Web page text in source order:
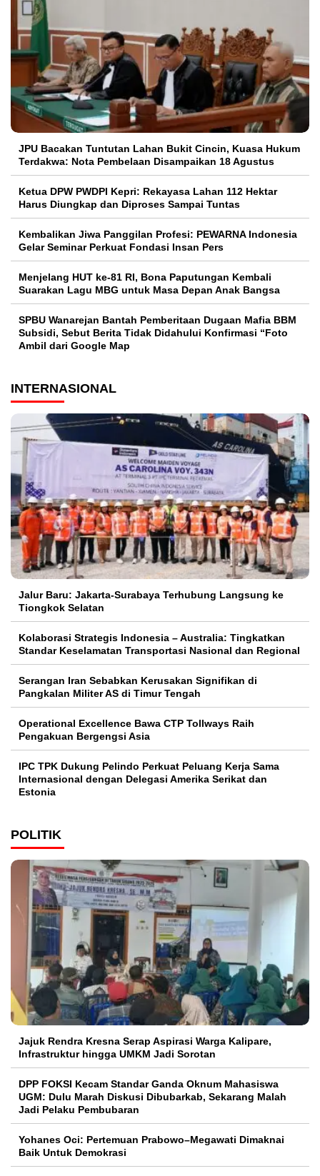
JPU Bacakan Tuntutan Lahan Bukit Cincin, Kuasa Hukum
Terdakwa: Nota Pembelaan Disampaikan 18 Agustus
Ketua DPW PWDPI Kepri: Rekayasa Lahan 112 Hektar
Harus Diungkap dan Diproses Sampai Tuntas
Kembalikan Jiwa Panggilan Profesi: PEWARNA Indonesia
Gelar Seminar Perkuat Fondasi Insan Pers
Menjelang HUT ke-81 RI, Bona Paputungan Kembali
Suarakan Lagu MBG untuk Masa Depan Anak Bangsa
SPBU Wanarejan Bantah Pemberitaan Dugaan Mafia BBM
Subsidi, Sebut Berita Tidak Didahului Konfirmasi “Foto
Ambil dari Google Map
INTERNASIONAL
Jalur Baru: Jakarta-Surabaya Terhubung Langsung ke
Tiongkok Selatan
Kolaborasi Strategis Indonesia – Australia: Tingkatkan
Standar Keselamatan Transportasi Nasional dan Regional
Serangan Iran Sebabkan Kerusakan Signifikan di
Pangkalan Militer AS di Timur Tengah
Operational Excellence Bawa CTP Tollways Raih
Pengakuan Bergengsi Asia
IPC TPK Dukung Pelindo Perkuat Peluang Kerja Sama
Internasional dengan Delegasi Amerika Serikat dan
Estonia
POLITIK
Jajuk Rendra Kresna Serap Aspirasi Warga Kalipare,
Infrastruktur hingga UMKM Jadi Sorotan
DPP FOKSI Kecam Standar Ganda Oknum Mahasiswa
UGM: Dulu Marah Diskusi Dibubarkab, Sekarang Malah
Jadi Pelaku Pembubaran
Yohanes Oci: Pertemuan Prabowo–Megawati Dimaknai
Baik Untuk Demokrasi